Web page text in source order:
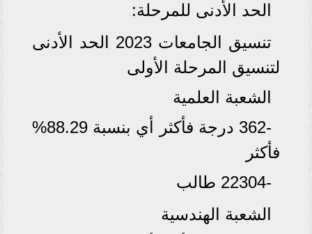
الحد الأدنى للمرحلة:
تنسيق الجامعات 2023 الحد الأدنى
لتنسيق المرحلة الأولى
الشعبة العلمية
-362 درجة فأكثر أي بنسبة 88.29%
فأكثر
-22304 طالب
الشعبة الهندسية